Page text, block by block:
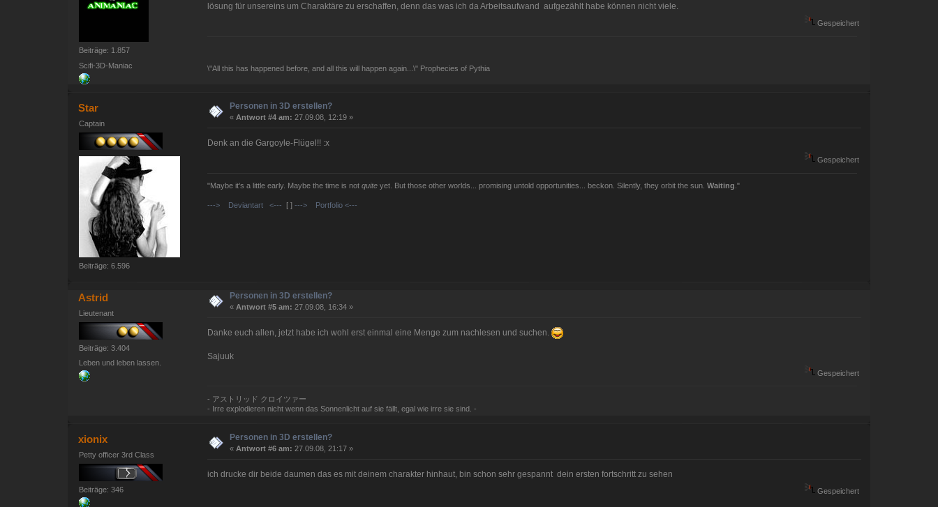
Beiträge: 1.857
Scifi-3D-Maniac
lösung für unsereins um Charaktäre zu erschaffen, denn das was ich da Arbeitsaufwand aufgezählt habe können nicht viele.
Gespeichert
\"All this has happened before, and all this will happen again...\" Prophecies of Pythia
Star
Captain
Beiträge: 6.596
Personen in 3D erstellen?
« Antwort #4 am: 27.09.08, 12:19 »
Denk an die Gargoyle-Flügel!! :x
Gespeichert
"Maybe it's a little early. Maybe the time is notquite yet. But those other worlds... promising untold opportunities... beckon. Silently, they orbit the sun.Waiting ."
---> Deviantart <--- [ ]---> Portfolio <---
Astrid
Lieutenant
Beiträge: 3.404
Leben und leben lassen.
Personen in 3D erstellen?
« Antwort #5 am: 27.09.08, 16:34 »
Danke euch allen, jetzt habe ich wohl erst einmal eine Menge zum nachlesen und suchen.
Sajuuk
Gespeichert
- アストリッド クロイツァー
- Irre explodieren nicht wenn das Sonnenlicht auf sie fällt, egal wie irre sie sind. -
xionix
Petty officer 3rd Class
Beiträge: 346
Personen in 3D erstellen?
« Antwort #6 am: 27.09.08, 21:17 »
ich drucke dir beide daumen das es mit deinem charakter hinhaut, bin schon sehr gespannt dein ersten fortschritt zu sehen
Gespeichert